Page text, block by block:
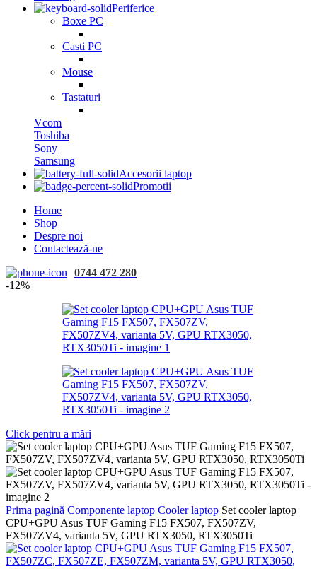
Periferice
Boxe PC
Casti PC
Mouse
Tastaturi
Vcom
Toshiba
Sony
Samsung
Accesorii laptop
Promotii
Home
Shop
Despre noi
Contactează-ne
0744 472 280
-12%
Click pentru a mări
Prima pagină Componente laptop Cooler laptop Set cooler laptop
CPU+GPU Asus TUF Gaming F15 FX507, FX507ZV,
FX507ZV4, varianta 5V, GPU RTX3050, RTX3050Ti